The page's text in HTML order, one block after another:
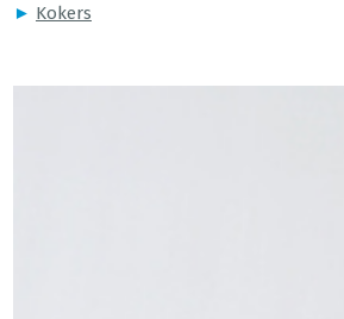
► Kokers